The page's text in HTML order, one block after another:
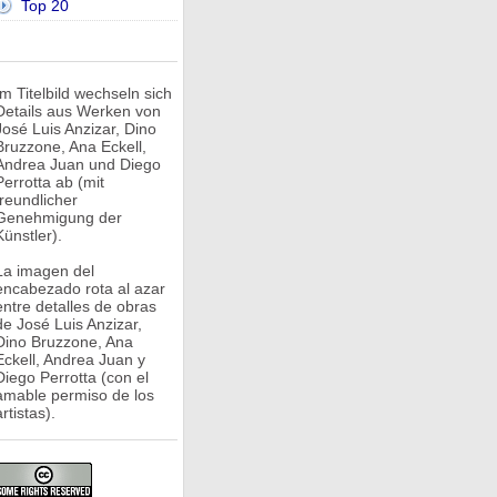
Top 20
Titelbild wechseln sich
aus Werken von
Luis Anzizar, Dino
Ana Eckell,
Juan und Diego
ab (mit
der
imagen del
rota al azar
detalles de obras
José Luis Anzizar,
Bruzzone, Ana
Andrea Juan y
Perrotta (con el
permiso de los